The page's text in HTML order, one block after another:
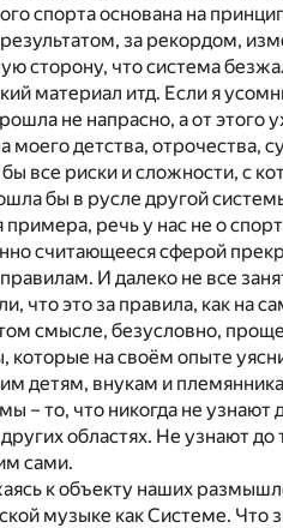
спорта основана на
результатом, за рекордом,
сторону, что система
материал итд. Если я
не напрасно, а от этого
моего детства, отрочества,
все риски и сложности, с
бы в русле другой
примера, речь у нас не о
считающееся сферой
И далеко не все
что это за правила, как на
смысле, безусловно,
которые на своём опыте
детям, внукам и
– то, что никогда не
областях. Не узнают
сами.
к объекту наших
музыке как Системе.